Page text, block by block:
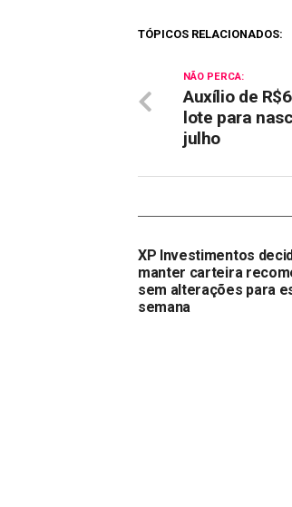
TÓPICOS RELACIONADOS:
NÃO PERCA:
Auxílio de
lote para
julho
XP Investimentos
manter carteira
sem alterações para
semana